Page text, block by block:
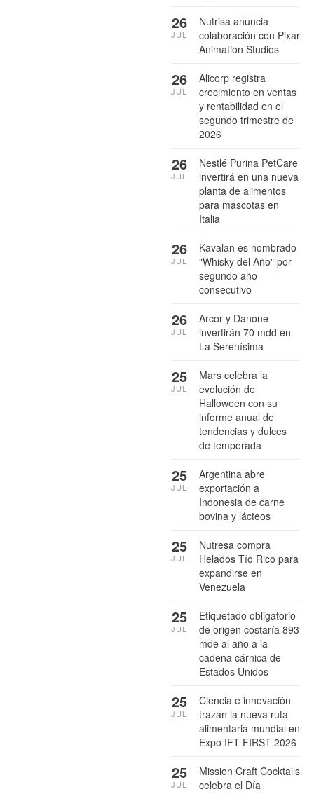
Nutrisa anuncia
colaboración con Pixar
Animation Studios
26
JUL
Alicorp registra
crecimiento en ventas
y rentabilidad en el
segundo trimestre de
2026
26
JUL
Nestlé Purina PetCare
invertirá en una nueva
planta de alimentos
para mascotas en
Italia
26
JUL
Kavalan es nombrado
"Whisky del Año" por
segundo año
consecutivo
26
JUL
Arcor y Danone
invertirán 70 mdd en
La Serenísima
26
JUL
Mars celebra la
evolución de
Halloween con su
informe anual de
tendencias y dulces
de temporada
25
JUL
Argentina abre
exportación a
Indonesia de carne
bovina y lácteos
25
JUL
Nutresa compra
Helados Tío Rico para
expandirse en
Venezuela
25
JUL
Etiquetado obligatorio
de origen costaría 893
mde al año a la
cadena cárnica de
Estados Unidos
25
JUL
Ciencia e innovación
trazan la nueva ruta
alimentaria mundial en
Expo IFT FIRST 2026
25
JUL
Mission Craft Cocktails
celebra el Día
25
JUL